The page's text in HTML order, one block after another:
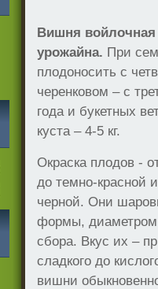
Вишня войлочная
урожайна. При
плодоносить с
черенковом – с
года и букетных
куста – 4-5 кг.
Окраска плодов -
до темно-красной
черной. Они
формы,
сбора. Вкус их –
сладкого до
вишни